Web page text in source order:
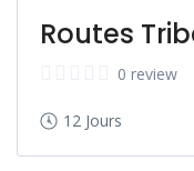
Routes
0 review
12 Jours